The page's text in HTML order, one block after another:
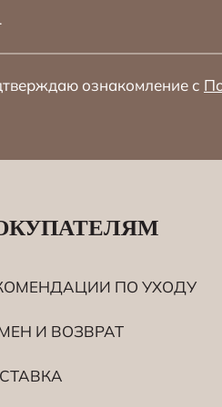
ознакомление с
ПО УХОДУ
И ВОЗВРАТ